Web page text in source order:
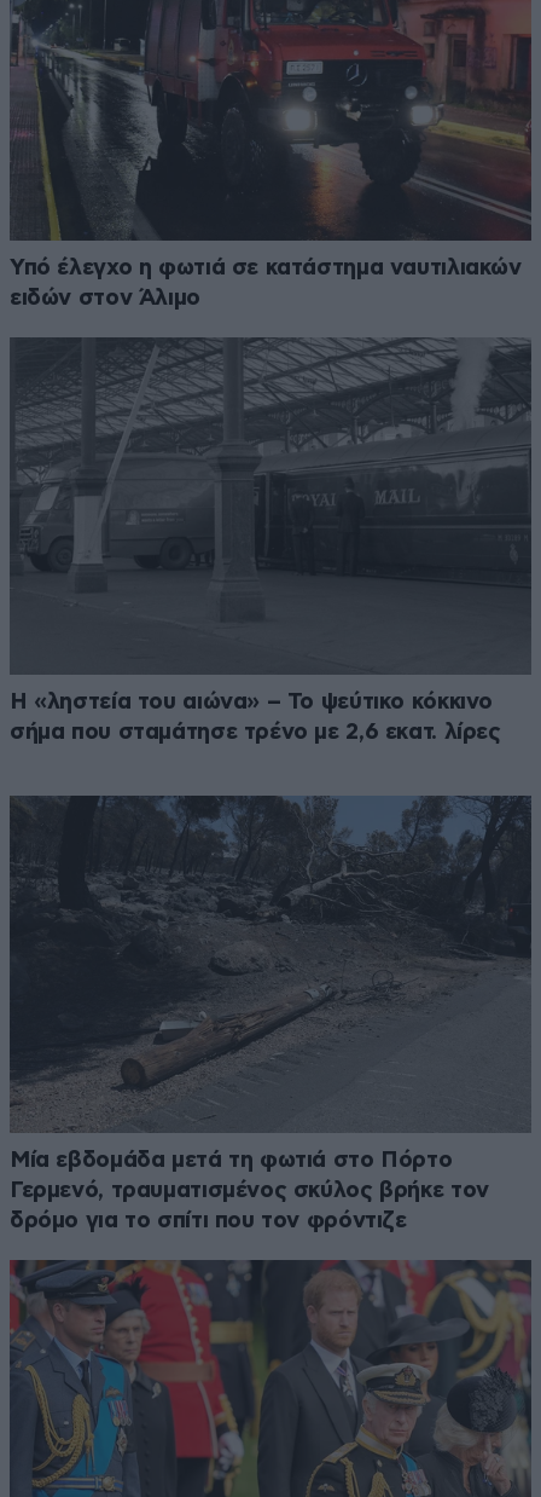
Υπό έλεγχο η φωτιά σε κατάστημα ναυτιλιακών
ειδών στον Άλιμο
Η «ληστεία του αιώνα» – Το ψεύτικο κόκκινο
σήμα που σταμάτησε τρένο με 2,6 εκατ. λίρες
Μία εβδομάδα μετά τη φωτιά στο Πόρτο
Γερμενό, τραυματισμένος σκύλος βρήκε τον
δρόμο για το σπίτι που τον φρόντιζε